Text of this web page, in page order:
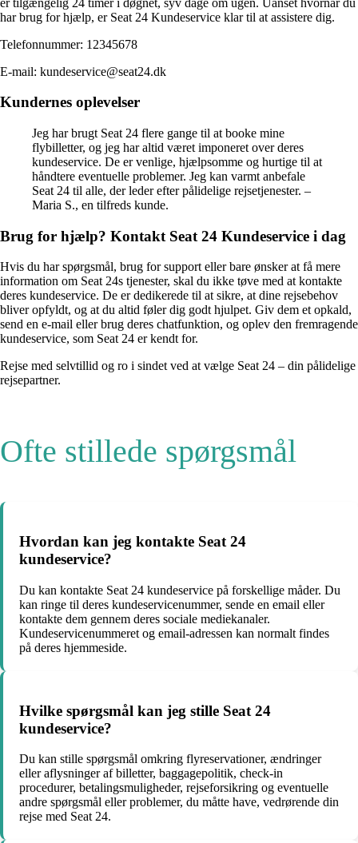
har brug for hjælp, er Seat 24 Kundeservice klar til at assistere dig.
Telefonnummer: 12345678
E-mail: kundeservice@seat24.dk
Kundernes oplevelser
Jeg har brugt Seat 24 flere gange til at booke mine
flybilletter, og jeg har altid været imponeret over deres
kundeservice. De er venlige, hjælpsomme og hurtige til at
håndtere eventuelle problemer. Jeg kan varmt anbefale
Seat 24 til alle, der leder efter pålidelige rejsetjenester. –
Maria S., en tilfreds kunde.
Brug for hjælp? Kontakt Seat 24 Kundeservice i dag
Hvis du har spørgsmål, brug for support eller bare ønsker at få mere
information om Seat 24s tjenester, skal du ikke tøve med at kontakte
deres kundeservice. De er dedikerede til at sikre, at dine rejsebehov
bliver opfyldt, og at du altid føler dig godt hjulpet. Giv dem et opkald,
send en e-mail eller brug deres chatfunktion, og oplev den fremragende
kundeservice, som Seat 24 er kendt for.
Rejse med selvtillid og ro i sindet ved at vælge Seat 24 – din pålidelige
rejsepartner.
Ofte stillede spørgsmål
Hvordan kan jeg kontakte Seat 24
kundeservice?
Du kan kontakte Seat 24 kundeservice på forskellige måder. Du
kan ringe til deres kundeservicenummer, sende en email eller
kontakte dem gennem deres sociale mediekanaler.
Kundeservicenummeret og email-adressen kan normalt findes
på deres hjemmeside.
Hvilke spørgsmål kan jeg stille Seat 24
kundeservice?
Du kan stille spørgsmål omkring flyreservationer, ændringer
eller aflysninger af billetter, baggagepolitik, check-in
procedurer, betalingsmuligheder, rejseforsikring og eventuelle
andre spørgsmål eller problemer, du måtte have, vedrørende din
rejse med Seat 24.